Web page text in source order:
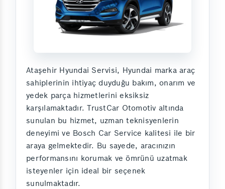
Ataşehir Hyundai Servisi, Hyundai marka araç
sahiplerinin ihtiyaç duyduğu bakım, onarım ve
yedek parça hizmetlerini eksiksiz
karşılamaktadır. TrustCar Otomotiv altında
sunulan bu hizmet, uzman teknisyenlerin
deneyimi ve Bosch Car Service kalitesi ile bir
araya gelmektedir. Bu sayede, aracınızın
performansını korumak ve ömrünü uzatmak
isteyenler için ideal bir seçenek
sunulmaktadır.